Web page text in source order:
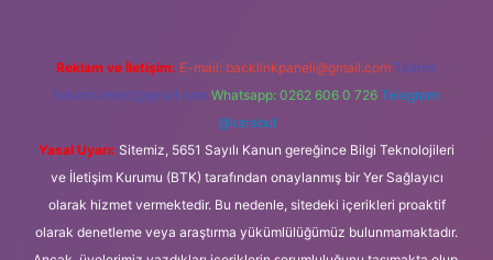
Reklam ve İletişim: E-mail: backlinkpaneli@gmail.com Teams:
forumhizmeti@gmail.com Whatsapp: 0262 606 0 726 Telegram:
@karabul
Yasal Uyarı: Sitemiz, 5651 Sayılı Kanun gereğince Bilgi Teknolojileri
ve İletişim Kurumu (BTK) tarafından onaylanmış bir Yer Sağlayıcı
olarak hizmet vermektedir. Bu nedenle, sitedeki içerikleri proaktif
olarak denetleme veya araştırma yükümlülüğümüz bulunmamaktadır.